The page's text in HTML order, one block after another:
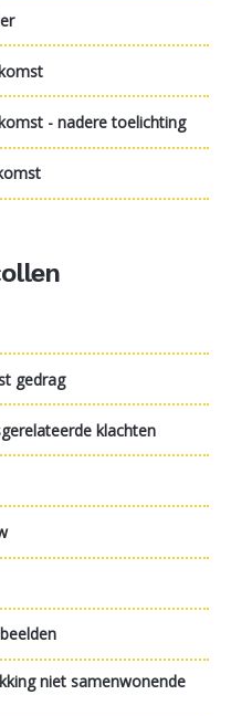
- nadere toelichting
gedrag
klachten
niet samenwonende